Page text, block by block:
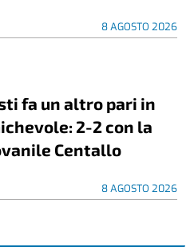
8 AGOSTO 2026
fa un altro pari in
2-2 con la
Centallo
8 AGOSTO 2026